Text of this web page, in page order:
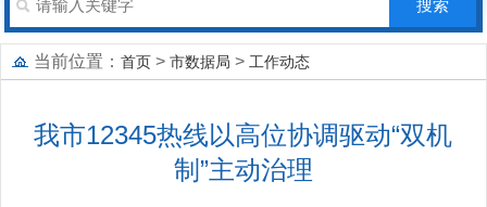
当前位置： 首页 > 市数据局 > 工作动态
我市12345热线以高位协调驱动“双机
制”主动治理